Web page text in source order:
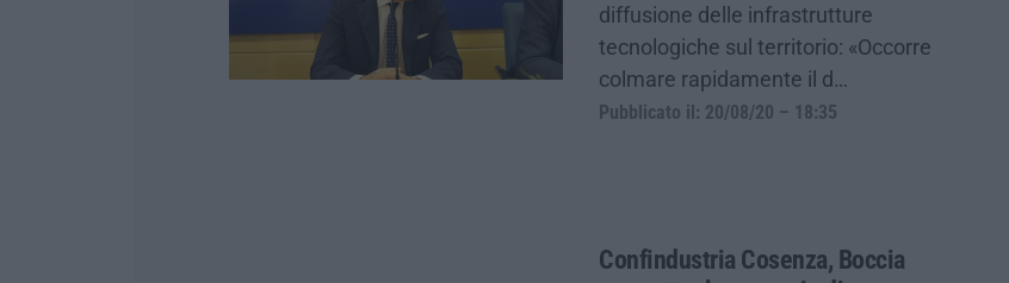
diffusione delle infrastrutture
tecnologiche sul territorio: «Occorre
colmare rapidamente il d…
Pubblicato il: 20/08/20 – 18:35
Confindustria Cosenza, Boccia